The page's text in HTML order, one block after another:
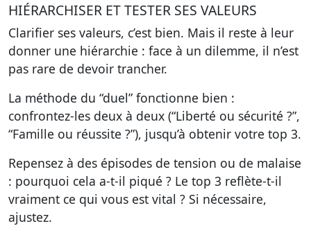
HIÉRARCHISER ET TESTER SES VALEURS
Clarifier ses valeurs, c’est bien. Mais il reste à leur
donner une hiérarchie : face à un dilemme, il n’est
pas rare de devoir trancher.
La méthode du “duel” fonctionne bien :
confrontez-les deux à deux (“Liberté ou sécurité ?”,
“Famille ou réussite ?”), jusqu’à obtenir votre top 3.
Repensez à des épisodes de tension ou de malaise
: pourquoi cela a-t-il piqué ? Le top 3 reflète-t-il
vraiment ce qui vous est vital ? Si nécessaire,
ajustez.